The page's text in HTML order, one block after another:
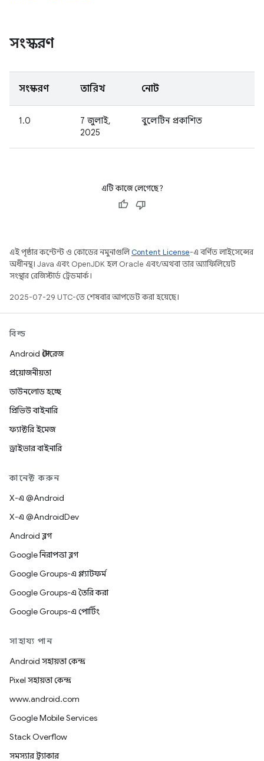
সংস্করণ
সংস্করণ তারিখ নোট
1.0
7 জুলাই,
2025
বুলেটিন প্রকাশিত
এটি কাজে লেগেছে?
এই পৃষ্ঠার কন্টেন্ট ও কোডের নমুনাগুলিContent License-এ বর্ণিত লাইসেন্সের
অধীনস্থ। Java এবং OpenJDK হল Oracle এবং/অথবা তার অ্যাফিলিয়েট
সংস্থার রেজিস্টার্ড ট্রেডমার্ক।
2025-07-29 UTC-তে শেষবার আপডেট করা হয়েছে।
বিল্ড
Android স্টোরেজ
প্রয়োজনীয়তা
ডাউনলোড হচ্ছে
প্রিভিউ বাইনারি
ফ্যাক্টরি ইমেজ
ড্রাইভার বাইনারি
কানেক্ট করুন
X-এ @Android
X-এ @AndroidDev
Android ব্লগ
Google নিরাপত্তা ব্লগ
Google Groups-এ প্ল্যাটফর্ম
Google Groups-এ তৈরি করা
Google Groups-এ পোর্টিং
সাহায্য পান
Android সহায়তা কেন্দ্র
Pixel সহায়তা কেন্দ্র
www.android.com
Google Mobile Services
Stack Overflow
সমস্যার ট্র্যাকার